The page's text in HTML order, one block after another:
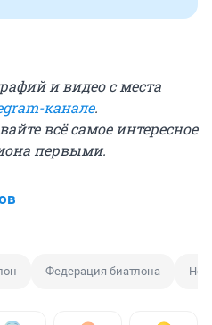
и видео с места
канале.
всё самое интересное
первыми.
Федерация биатлона